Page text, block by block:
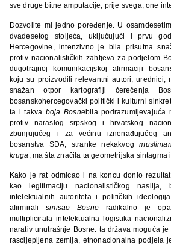
sve druge bitne amputacije, prije svega, one
Dozvolite mi jedno poređenje. U
dvadesetog stoljeća, uključujući i prvu
Hercegovine, intenzivno je bila prisutna
protiv nacionalističkih zahtjeva za podjelom
dugotrajnoj komunikacijskoj afirmaciji
koju su proizvodili relevantni autori, urednici,
snažan otpor kartografiji čerečenja
bosanskohercegovački politički i kulturni
ta i takva boja Bosnebila podrazumijevajuća
protiv naraslog srpskog i hrvatskog
zbunjujućeg i za većinu iznenađujućeg
bosanstva SDA, stranke nekakvog
kruga , ma šta značila ta geometrijska sintagma
Kako je rat odmicao i na koncu donio
kao legitimaciju nacionalističkog nasilja,
intelektualnih autoriteta i političkih
afirmiralismisao Bosne radikalno je
multiplicirala intelektualna logistika
narativ unutrašnje Bosne: ta država moguća
rascijepljena zemlja, etnonacionalna podjela